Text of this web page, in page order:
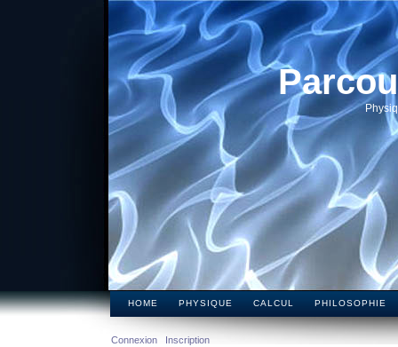
HOME PHYSIQUE CALCUL PHILOSOPHIE
Connexion Inscription